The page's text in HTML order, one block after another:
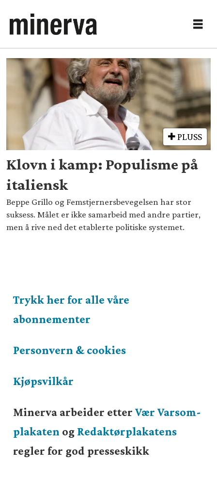
Tag:
daniela
giannetti
PLUSS
Klovn i kamp: Populisme på
italiensk
Beppe Grillo og Femstjernersbevegelsen har stor
suksess. Målet er ikke samarbeid med andre partier,
men å rive ned det etablerte politiske systemet.
Trykk her for alle våre
abonnementer
Personvern & cookies
Kjøpsvilkår
Minerva arbeider etterVær Varsom-
plakaten og Redaktørplakatens
regler for god presseskikk